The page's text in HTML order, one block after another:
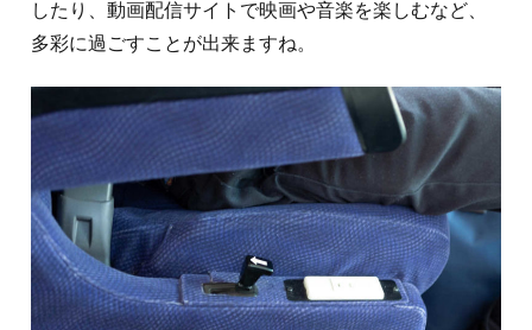
したり、動画配信サイトで映画や音楽を楽しむなど、
多彩に過ごすことが出来ますね。